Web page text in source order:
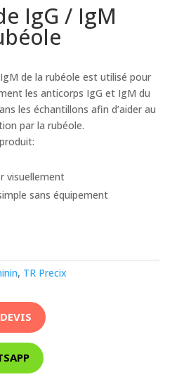
IgG / IgM
de la rubéole est utilisé pour
les anticorps IgG et IgM du
les échantillons afin d’aider au
par la rubéole.
visuellement
sans équipement
, TR Precix